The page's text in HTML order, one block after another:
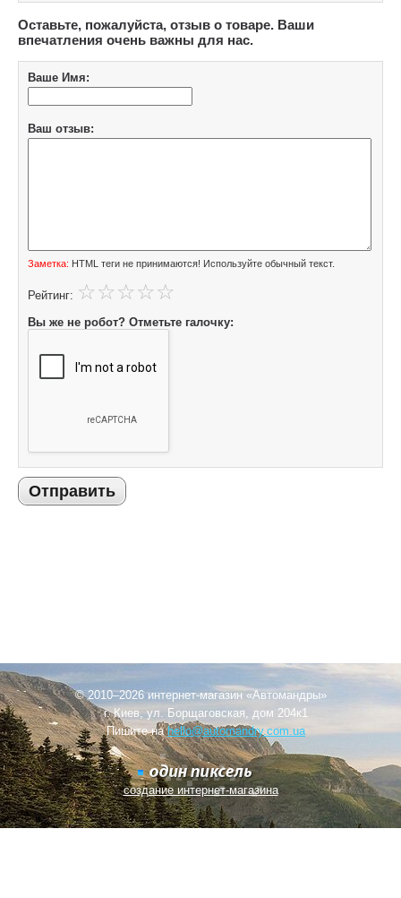
Оставьте, пожалуйста, отзыв о товаре. Ваши
впечатления очень важны для нас.
Ваше Имя:
Ваш отзыв:
Заметка: HTML теги не принимаются! Используйте обычный текст.
Рейтинг:
Вы же не робот? Отметьте галочку:
Отправить
© 2010–2026 интернет-магазин «Автомандры»
г. Киев, ул. Борщаговская, дом 204к1
Пишите наhello@automandry.com.ua
создание интернет-магазина